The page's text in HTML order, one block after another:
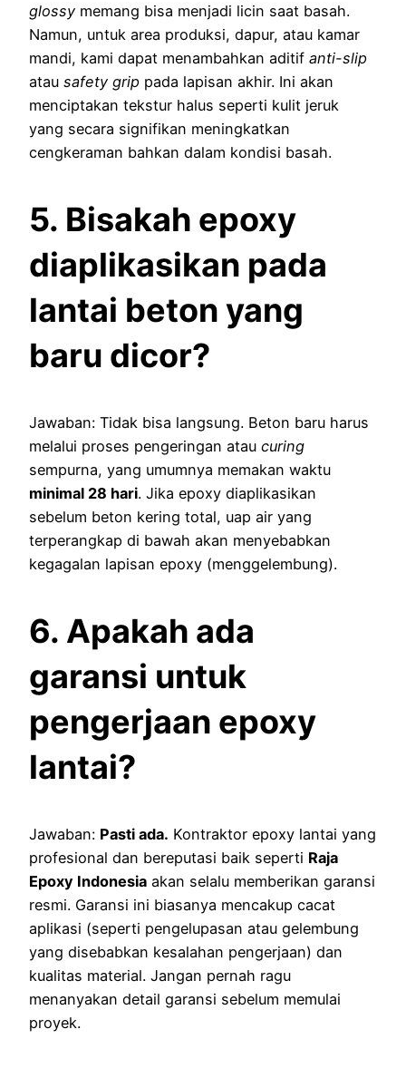
glossy memang bisa menjadi licin saat basah.
Namun, untuk area produksi, dapur, atau kamar
mandi, kami dapat menambahkan aditif anti-slip
atau safety grip pada lapisan akhir. Ini akan
menciptakan tekstur halus seperti kulit jeruk
yang secara signifikan meningkatkan
cengkeraman bahkan dalam kondisi basah.
5. Bisakah epoxy
diaplikasikan pada
lantai beton yang
baru dicor?
Jawaban: Tidak bisa langsung. Beton baru harus
melalui proses pengeringan atau curing
sempurna, yang umumnya memakan waktu
minimal 28 hari. Jika epoxy diaplikasikan
sebelum beton kering total, uap air yang
terperangkap di bawah akan menyebabkan
kegagalan lapisan epoxy (menggelembung).
6. Apakah ada
garansi untuk
pengerjaan epoxy
lantai?
Jawaban: Pasti ada. Kontraktor epoxy lantai yang
profesional dan bereputasi baik seperti Raja
Epoxy Indonesia akan selalu memberikan garansi
resmi. Garansi ini biasanya mencakup cacat
aplikasi (seperti pengelupasan atau gelembung
yang disebabkan kesalahan pengerjaan) dan
kualitas material. Jangan pernah ragu
menanyakan detail garansi sebelum memulai
proyek.